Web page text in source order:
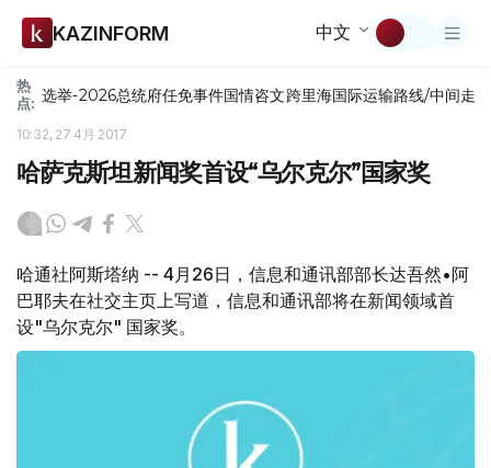
KAZINFORM 中文
热
点: 选举-2026总统府任免事件国情咨文跨里海国际运输路线/中间走廊
10:32, 27 4月 2017
哈萨克斯坦新闻奖首设“乌尔克尔”国家奖
哈通社阿斯塔纳 -- 4月26日，信息和通讯部部长达吾然•阿
巴耶夫在社交主页上写道，信息和通讯部将在新闻领域首
设"乌尔克尔" 国家奖。